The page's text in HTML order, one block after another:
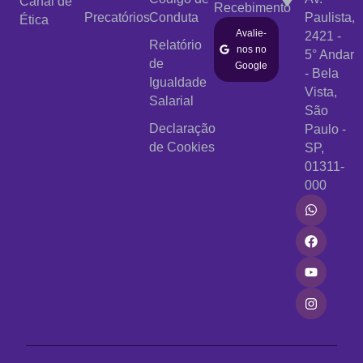
Ética
PrecatóriosConduta
Relatório
de
Igualdade
Salarial
Declaração
de Cookies
Recebimento
Avalie-
nos no
Google
Paulista,
2421 -
5° Andar
- Bela
Vista,
São
Paulo -
SP,
01311-
000